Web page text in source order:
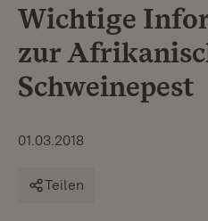
Wichtige
zur
Schweinepest
01.03.2018
Teilen